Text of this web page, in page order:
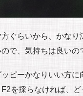
ぐらいから、かなり
で、気持ちは良いの
ピーかなりいい方に
を採らなければ、ど